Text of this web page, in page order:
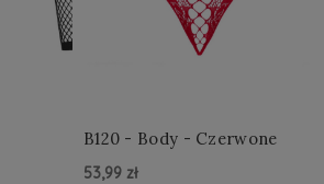
B120 - Body - Czerwone
53,99 zł